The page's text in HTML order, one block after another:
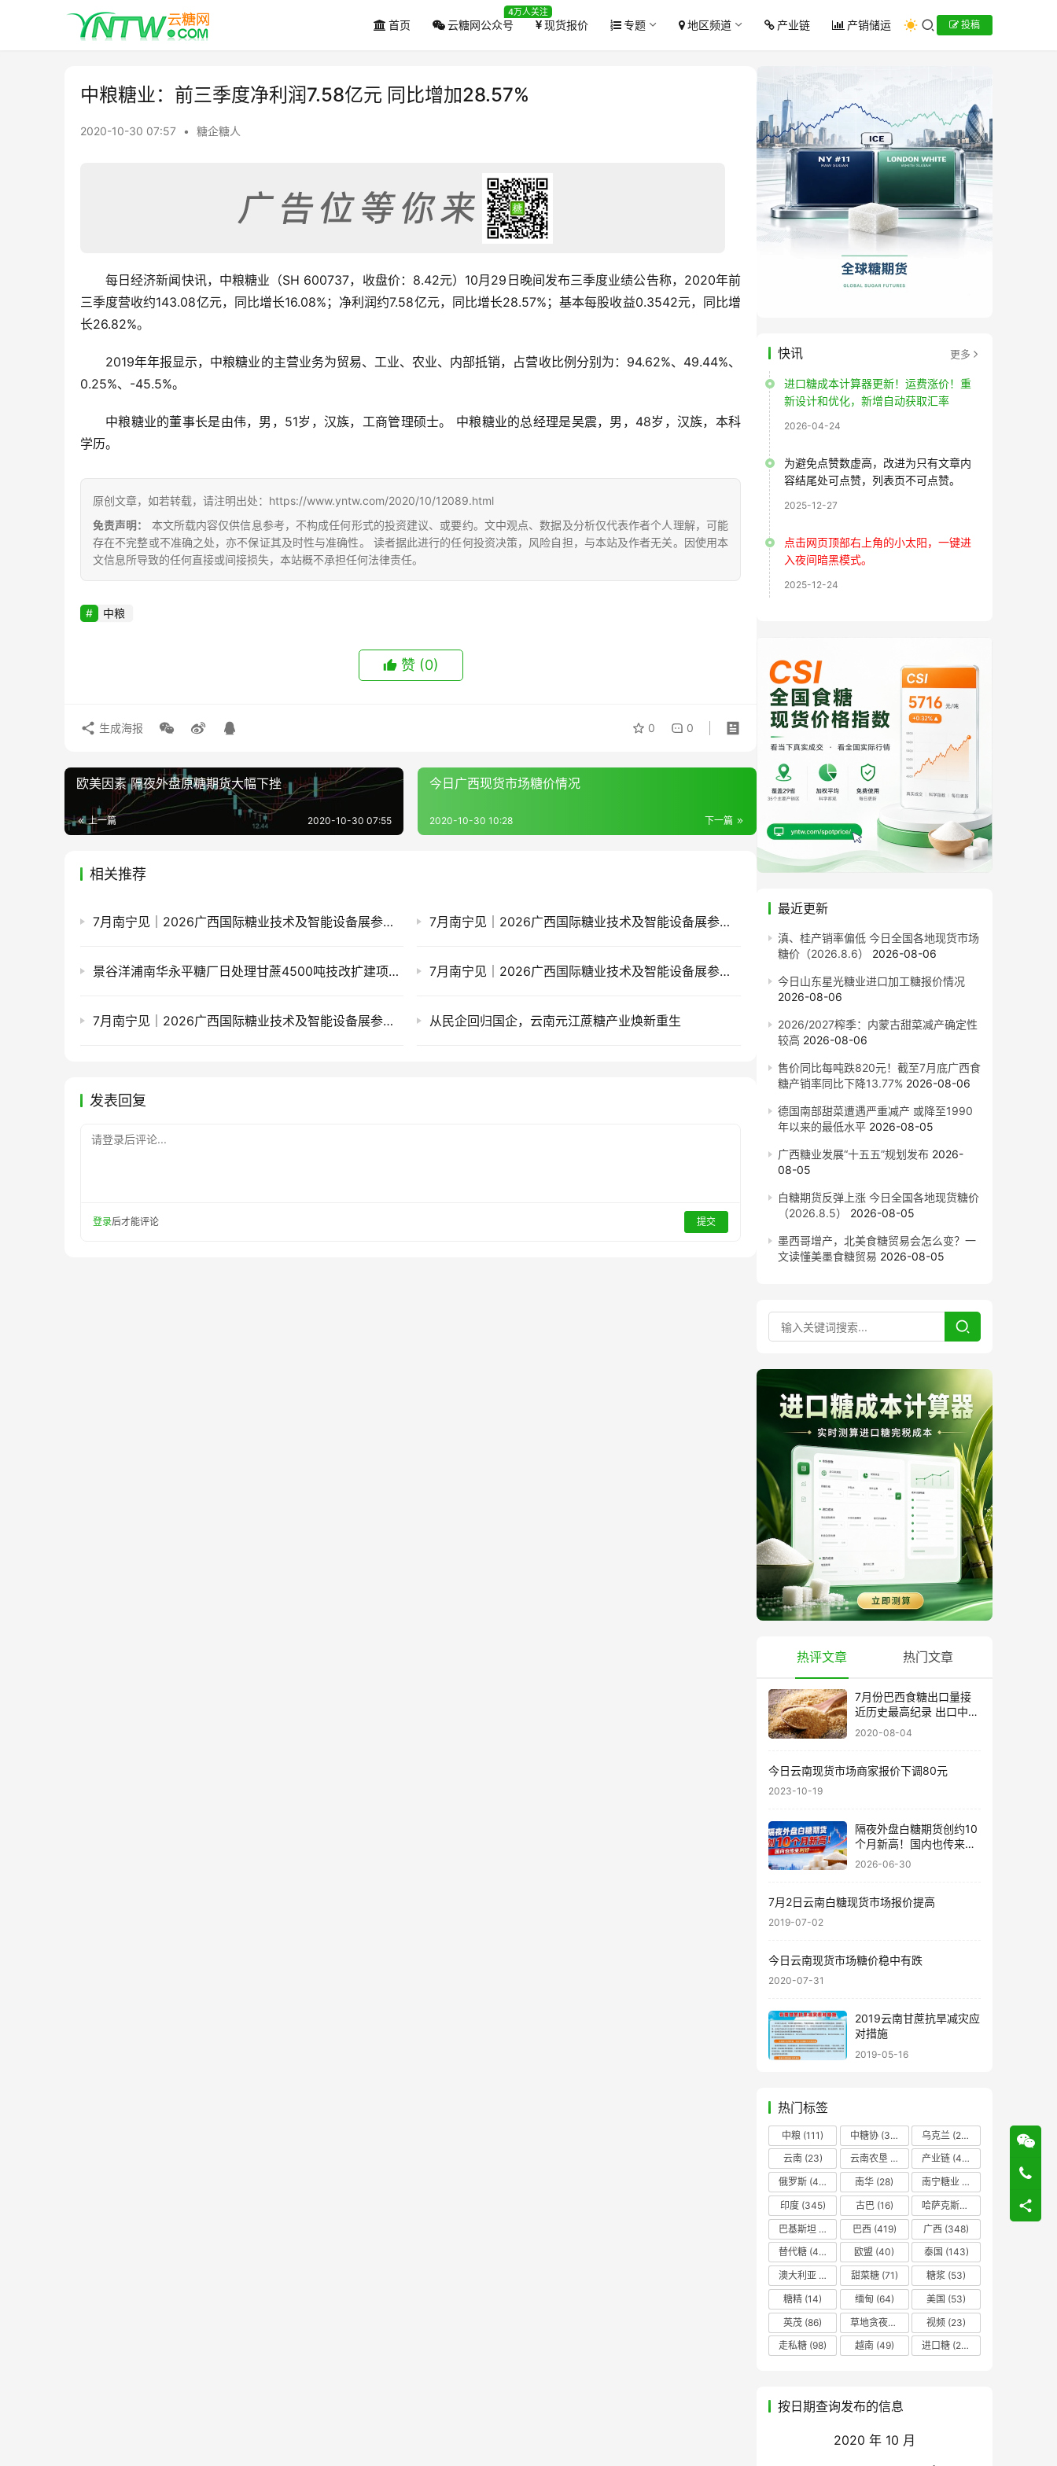
首页 云糖网公众号
4万人关注
现货报价 专题 地区频道 产业链 产销储运 投稿
中粮糖业：前三季度净利润7.58亿元 同比增加28.57%
2020-10-30 07:57 • 糖企糖人
每日经济新闻快讯，中粮糖业（SH 600737，收盘价：8.42元）10月29日晚间发布三季度业绩公告称，2020年前
三季度营收约143.08亿元，同比增长16.08%；净利润约7.58亿元，同比增长28.57%；基本每股收益0.3542元，同比增
长26.82%。
2019年年报显示，中粮糖业的主营业务为贸易、工业、农业、内部抵销，占营收比例分别为：94.62%、49.44%、
0.25%、-45.5%。
中粮糖业的董事长是由伟，男，51岁，汉族，工商管理硕士。 中粮糖业的总经理是吴震，男，48岁，汉族，本科
学历。
原创文章，如若转载，请注明出处：https://www.yntw.com/2020/10/12089.html
免责声明：
本文所载内容仅供信息参考，不构成任何形式的投资建议、或要约。文中观点、数据及分析仅代表作者个人理解，可能
存在不完整或不准确之处，亦不保证其及时性与准确性。 读者据此进行的任何投资决策，风险自担，与本站及作者无关。因使用本
文信息所导致的任何直接或间接损失，本站概不承担任何法律责任。
中粮
赞 (0)
0 0
生成海报
欧美因素 隔夜外盘原糖期货大幅下挫
上一篇 2020-10-30 07:55
今日广西现货市场糖价情况
下一篇
2020-10-30 10:28
相关推荐
7月南宁见｜2026广西国际糖业技术及智能设备展参展企业推荐(六) 7月南宁见｜2026广西国际糖业技术及智能设备展参展企业推荐(五)
景谷洋浦南华永平糖厂日处理甘蔗4500吨技改扩建项目启动 7月南宁见｜2026广西国际糖业技术及智能设备展参展企业推荐(四)
7月南宁见｜2026广西国际糖业技术及智能设备展参展企业推荐(三) 从民企回归国企，云南元江蔗糖产业焕新重生
发表回复
请登录后评论...
登录后才能评论 提交
快讯 更多
进口糖成本计算器更新！运费涨价！重
新设计和优化，新增自动获取汇率
2026-04-24
为避免点赞数虚高，改进为只有文章内
容结尾处可点赞，列表页不可点赞。
2025-12-27
点击网页顶部右上角的小太阳，一键进
入夜间暗黑模式。
2025-12-24
最近更新
滇、桂产销率偏低 今日全国各地现货市场
糖价（2026.8.6）
2026-08-06
今日山东星光糖业进口加工糖报价情况
2026-08-06
2026/2027榨季：内蒙古甜菜减产确定性
较高 2026-08-06
售价同比每吨跌820元！截至7月底广西食
糖产销率同比下降13.77% 2026-08-06
德国南部甜菜遭遇严重减产 或降至1990
年以来的最低水平 2026-08-05
广西糖业发展“十五五”规划发布 2026-
08-05
白糖期货反弹上涨 今日全国各地现货糖价
（2026.8.5）
2026-08-05
墨西哥增产，北美食糖贸易会怎么变？一
文读懂美墨食糖贸易 2026-08-05
热评文章 热门文章
7月份巴西食糖出口量接
近历史最高纪录 出口中国
超40万吨
2020-08-04
今日云南现货市场商家报价下调80元
2023-10-19
隔夜外盘白糖期货创约10
个月新高！国内也传来利
好……
2026-06-30
7月2日云南白糖现货市场报价提高
2019-07-02
今日云南现货市场糖价稳中有跌
2020-07-31
2019云南甘蔗抗旱减灾应
对措施
2019-05-16
热门标签
中粮 (111) 中糖协 (37) 乌克兰 (20)
云南(23) 云南农垦 产业链 (42)
俄罗斯 (43) 南华 (28) 南宁糖业
印度(345) 古巴(16) 哈萨克斯坦
巴基斯坦
巴西(419) 广西 (348)
替代糖 (48) 欧盟 (40) 泰国 (143)
澳大利亚
甜菜糖(71) 糖浆 (53)
糖精 (14) 缅甸 (64) 美国 (53)
英茂 (86) 草地贪夜蛾 视频 (23)
走私糖 (98) 越南(49) 进口糖 (236)
按日期查询发布的信息
2020 年 10 月